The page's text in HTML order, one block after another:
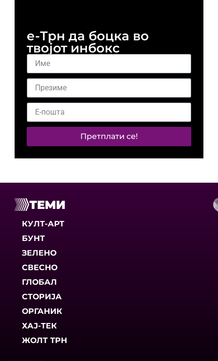
е-Трн да боцка во
твојот инбокс
Претплати се!
ТЕМИ
КУЛТ-АРТ
БУНТ
ЗЕЛЕНО
СВЕСНО
ГЛОБАЛ
СТОРИЈА
ОРГАНИК
ХАЈ-ТЕК
ЖОЛТ ТРН